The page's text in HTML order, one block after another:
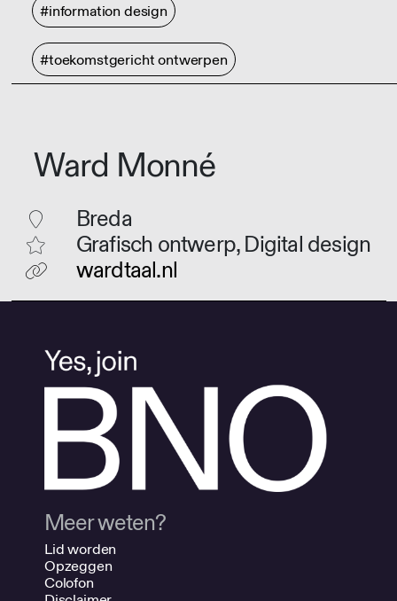
#information design
#toekomstgericht ontwerpen
Ward Monné
Breda
Grafisch ontwerp, Digital design
wardtaal.nl
Meer weten?
Lid worden
Opzeggen
Colofon